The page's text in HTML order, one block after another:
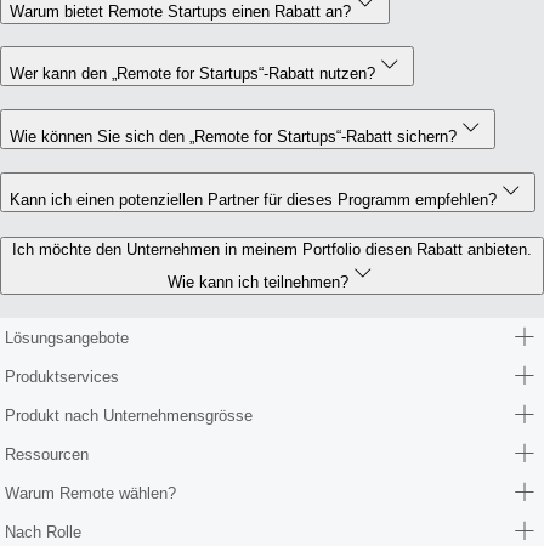
Warum bietet Remote Startups einen Rabatt an?
Wer kann den „Remote for Startups“-Rabatt nutzen?
Wie können Sie sich den „Remote for Startups“-Rabatt sichern?
Kann ich einen potenziellen Partner für dieses Programm empfehlen?
Ich möchte den Unternehmen in meinem Portfolio diesen Rabatt anbieten.
Wie kann ich teilnehmen?
Lösungsangebote
Produktservices
Produkt nach Unternehmensgrösse
Ressourcen
Warum Remote wählen?
Nach Rolle